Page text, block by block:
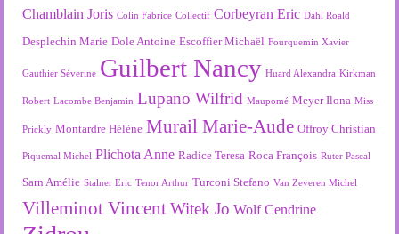
Chamblain Joris Colin Fabrice Collectif Corbeyran Eric Dahl Roald
Desplechin Marie Dole Antoine Escoffier Michaël Fourquemin Xavier
Gauthier Séverine Guilbert Nancy Huard Alexandra Kirkman
Robert Lacombe Benjamin Lupano Wilfrid Maupomé Meyer Ilona Miss
Prickly Montardre Hélène Murail Marie-Aude Offroy Christian
Piquemal Michel Plichota Anne Radice Teresa Roca François Ruter Pascal
Sarn Amélie Stalner Eric Tenor Arthur Turconi Stefano Van Zeveren Michel
Villeminot Vincent Witek Jo Wolf Cendrine